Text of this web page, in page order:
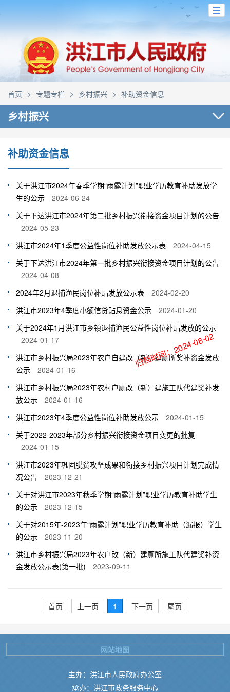
首页 > 专题专栏 > 乡村振兴 > 补助资金信息
乡村振兴
补助资金信息
关于洪江市2024年春季学期“雨露计划”职业学历教育补助发放学
生的公示
2024-06-24
关于下达洪江市2024年第二批乡村振兴衔接资金项目计划的公告
2024-05-23
洪江市2024年1季度公益性岗位补助发放公示表
2024-04-15
关于下达洪江市2024年第一批乡村振兴衔接资金项目计划的公告
2024-04-08
2024年2月退捕渔民岗位补贴发放公示表
2024-02-20
洪江市2023年4季度小额信贷贴息资金公示
2024-01-20
关于2024年1月洪江市乡镇退捕渔民公益性岗位补贴发放的公示
2024-01-17
洪江市乡村振兴局2023年农户自建改（新）建厕所奖补资金发放
公示
2024-01-16
洪江市乡村振兴局2023年农村户厕改（新）建施工队代建奖补发
放公示
2024-01-16
洪江市2023年4季度公益性岗位补助发放公示
2024-01-15
关于2022-2023年部分乡村振兴衔接资金项目变更的批复
2024-01-15
洪江市2023年巩固脱贫攻坚成果和衔接乡村振兴项目计划完成情
况公告
2023-12-21
关于对洪江市2023年秋季学期“雨露计划”职业学历教育补助学生
的公示
2023-12-15
关于对2015年-2023年“雨露计划”职业学历教育补助（漏报）学生
的公示
2023-11-20
洪江市乡村振兴局2023年农户改（新）建厕所施工队代建奖补资
金发放公示表(第一批)
2023-09-11
首页 上一页 1 下一页 尾页
主办：洪江市人民政府办公室
承办：洪江市政务服务中心
网站地图
归档时间：2024-08-02